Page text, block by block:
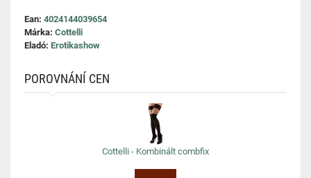
Ean: 4024144039654
Márka: Cottelli
Eladó: Erotikashow
POROVNÁNÍ CEN
Cottelli - Kombinált combfix